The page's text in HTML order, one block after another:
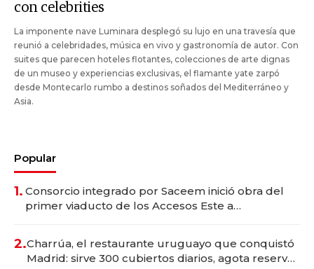
con celebrities
La imponente nave Luminara desplegó su lujo en una travesía que
reunió a celebridades, música en vivo y gastronomía de autor. Con
suites que parecen hoteles flotantes, colecciones de arte dignas
de un museo y experiencias exclusivas, el flamante yate zarpó
desde Montecarlo rumbo a destinos soñados del Mediterráneo y
Asia.
Popular
1. Consorcio integrado por Saceem inició obra del
primer viaducto de los Accesos Este a
2.Charrúa, el restaurante uruguayo que conquistó
Madrid: sirve 300 cubiertos diarios, agota reservas